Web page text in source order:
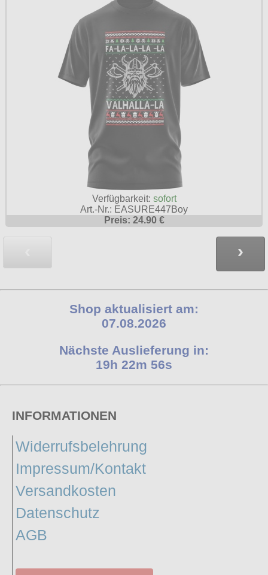
Verfügbarkeit: sofort
Art.-Nr.: EASURE447Boy
Preis: 24.90 €
›
Shop aktualisiert am:
07.08.2026
Nächste Auslieferung in:
19h 22m 55s
INFORMATIONEN
Widerrufsbelehrung
Impressum/Kontakt
Versandkosten
Datenschutz
AGB